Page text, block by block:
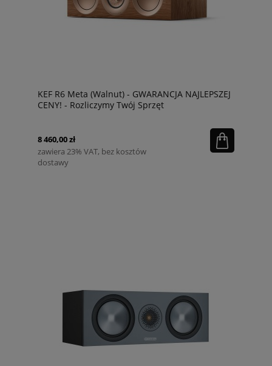
KEF R6 Meta (Walnut) - GWARANCJA NAJLEPSZEJ
CENY! - Rozliczymy Twój Sprzęt
8 460,00 zł
zawiera 23% VAT, bez kosztów
dostawy